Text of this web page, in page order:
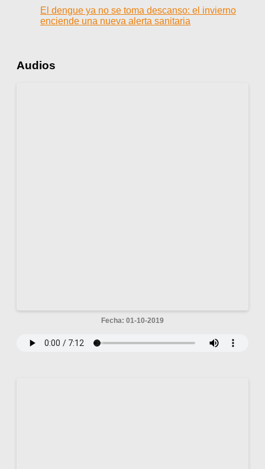
El dengue ya no se toma descanso: el invierno
enciende una nueva alerta sanitaria
Audios
Fecha: 01-10-2019